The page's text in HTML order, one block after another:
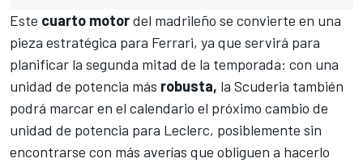
Este cuarto motordel madrileño se convierte en una
pieza estratégica para Ferrari, ya que servirá para
planificar la segunda mitad de la temporada: con una
unidad de potencia más robusta, la Scuderia también
podrá marcar en el calendario el próximo cambio de
unidad de potencia para Leclerc, posiblemente sin
encontrarse con más averías que obliguen a hacerlo